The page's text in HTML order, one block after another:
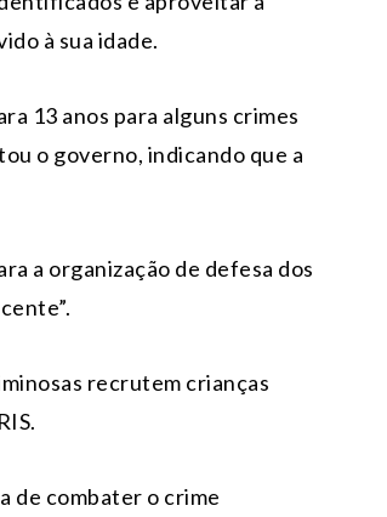
à sua idade.
13 anos para alguns crimes
o governo, indicando que a
a organização de defesa dos
recrutem crianças
de combater o crime